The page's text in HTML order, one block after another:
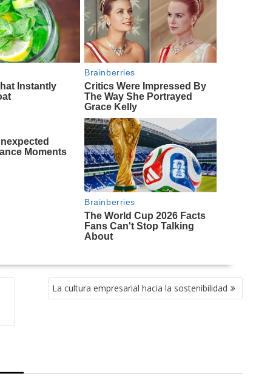
La cultura empresarial hacia la sostenibilidad